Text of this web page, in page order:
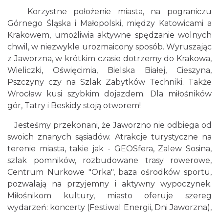
Korzystne położenie miasta, na pograniczu
Górnego Śląska i Małopolski, między Katowicami a
Krakowem, umożliwia aktywne spędzanie wolnych
chwil, w niezwykle urozmaicony sposób. Wyruszając
z Jaworzna, w krótkim czasie dotrzemy do Krakowa,
Wieliczki, Oświęcimia, Bielska Białej, Cieszyna,
Pszczyny czy na Szlak Zabytków Techniki. Także
Wrocław kusi szybkim dojazdem. Dla miłośników
gór, Tatry i Beskidy stoją otworem!
Jesteśmy przekonani, że Jaworzno nie odbiega od
swoich znanych sąsiadów. Atrakcje turystyczne na
terenie miasta, takie jak - GEOSfera, Zalew Sosina,
szlak pomników, rozbudowane trasy rowerowe,
Centrum Nurkowe "Orka", baza ośrodków sportu,
pozwalają na przyjemny i aktywny wypoczynek.
Miłośnikom kultury, miasto oferuje szereg
wydarzeń: koncerty (Festiwal Energii, Dni Jaworzna),